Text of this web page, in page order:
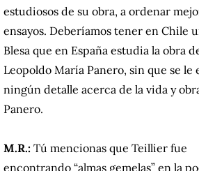
estudiosos de su obra, a ordenar
ensayos. Deberíamos tener en Chile
Blesa que en España estudia la obra
Leopoldo María Panero, sin que se le
ningún detalle acerca de la vida y
Panero.
M.R.: Tú mencionas que Teillier fue
encontrando “almas gemelas” en la